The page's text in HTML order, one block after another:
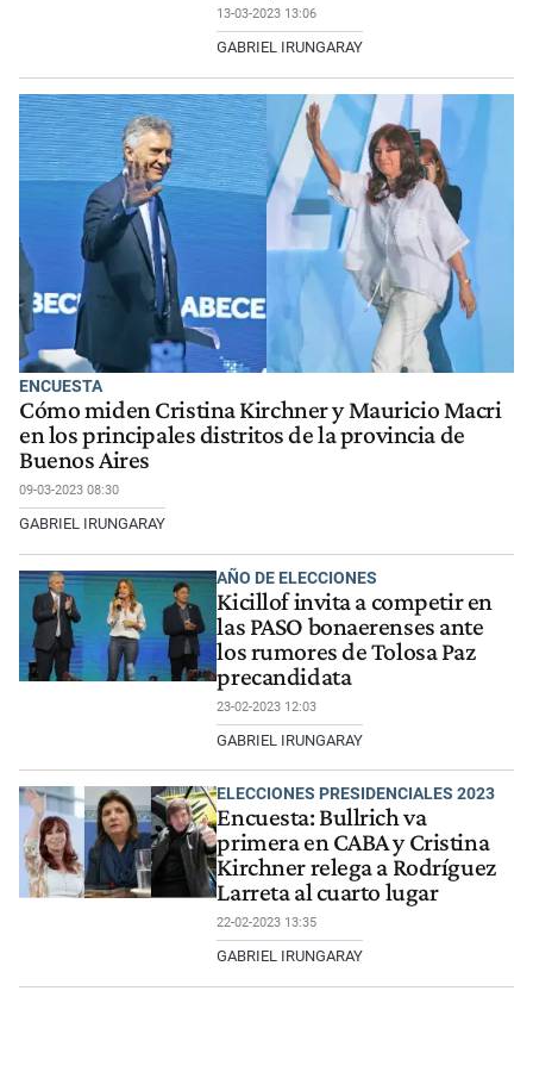
13-03-2023 13:06
GABRIEL IRUNGARAY
ENCUESTA
Cómo miden Cristina Kirchner y Mauricio Macri
en los principales distritos de la provincia de
Buenos Aires
09-03-2023 08:30
GABRIEL IRUNGARAY
AÑO DE ELECCIONES
Kicillof invita a competir en
las PASO bonaerenses ante
los rumores de Tolosa Paz
precandidata
23-02-2023 12:03
GABRIEL IRUNGARAY
ELECCIONES PRESIDENCIALES 2023
Encuesta: Bullrich va
primera en CABA y Cristina
Kirchner relega a Rodríguez
Larreta al cuarto lugar
22-02-2023 13:35
GABRIEL IRUNGARAY